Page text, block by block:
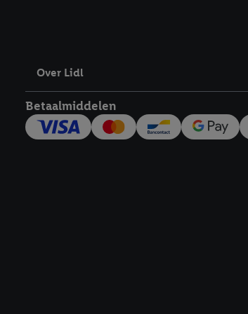
Over Lidl
Betaalmiddelen